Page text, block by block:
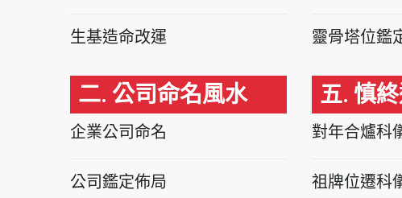
生基造命改運
二. 公司命名風水
企業公司命名
公司鑑定佈局
靈骨塔位鑑
五. 慎
對年合爐科
祖牌位遷科